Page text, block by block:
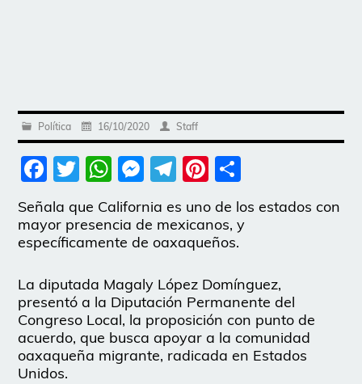
Política 16/10/2020 Staff
Facebook
Twitter
WhatsApp
Messenger
Telegram
Pinterest
Señala que California es uno de los estados con
mayor presencia de mexicanos, y
específicamente de oaxaqueños.
La diputada Magaly López Domínguez,
presentó a la Diputación Permanente del
Congreso Local, la proposición con punto de
acuerdo, que busca apoyar a la comunidad
oaxaqueña migrante, radicada en Estados
Unidos.